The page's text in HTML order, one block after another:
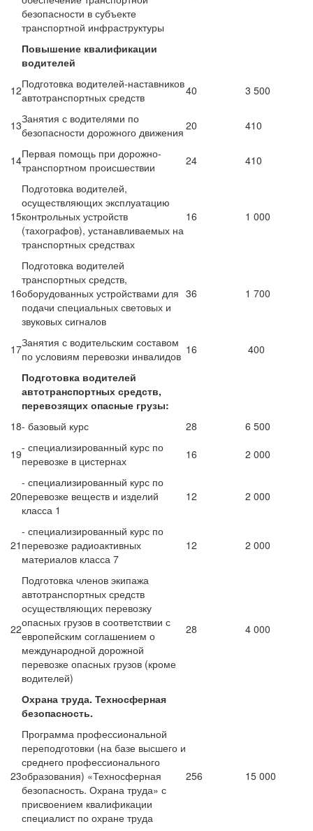
безопасности в субъекте
транспортной инфраструктуры
Повышение квалификации
водителей
12Подготовка водителей-наставников
автотранспортных средств
40 3 500
13Занятия с водителями по
безопасности дорожного движения 20 410
14Первая помощь при дорожно-
транспортном происшествии
24 410
15
Подготовка водителей,
осуществляющих эксплуатацию
контрольных устройств
(тахографов), устанавливаемых на
транспортных средствах
16 1 000
16
Подготовка водителей
транспортных средств,
оборудованных устройствами для
подачи специальных световых и
звуковых сигналов
36 1 700
17Занятия с водительским составом
по условиям перевозки инвалидов 16
400
Подготовка водителей
автотранспортных средств,
перевозящих опасные грузы:
18- базовый курс 28
6 500
19- специализированный курс по
перевозке в цистернах
16 2 000
20
- специализированный курс по
перевозке веществ и изделий
класса 1
12 2 000
21
- специализированный курс по
перевозке радиоактивных
материалов класса 7
12 2 000
22
Подготовка членов экипажа
автотранспортных средств
осуществляющих перевозку
опасных грузов в соответствии с
европейским соглашением о
международной дорожной
перевозке опасных грузов (кроме
водителей)
28 4 000
Охрана труда. Техносферная
безопасность.
23
Программа профессиональной
переподготовки (на базе высшего и
среднего профессионального
образования) «Техносферная
безопасность. Охрана труда» с
присвоением квалификации
специалист по охране труда
256 15 000